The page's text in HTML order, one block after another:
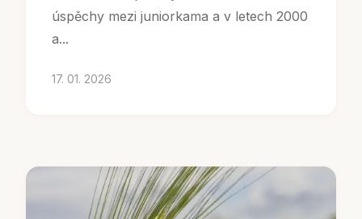
úspěchy mezi juniorkama a v letech 2000
a...
17. 01. 2026